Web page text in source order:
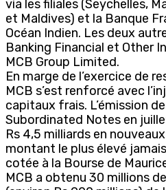
via les filiales (Seychelles,
et Maldives) et la Banque
Océan Indien. Les deux
Banking Financial et Other
MCB Group Limited.
En marge de l’exercice de
MCB s’est renforcé avec
capitaux frais. L’émission
Subordinated Notes en
Rs 4,5 milliards en
montant le plus élevé
cotée à la Bourse de
MCB a obtenu 30 millions